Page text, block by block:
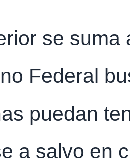
se suma
Federal
puedan
a salvo en